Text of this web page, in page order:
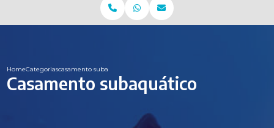
HomeCategoriascasamento subaquatico
Casamento subaquático